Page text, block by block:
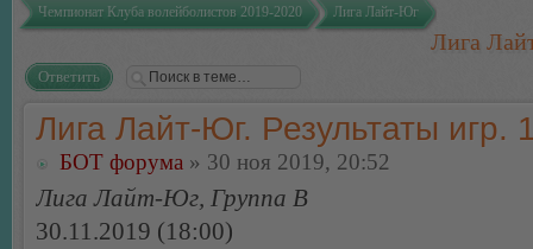
Чемпионат Клуба волейболистов 2019-2020 Лига Лайт-Юг
Лига
Ответить
Лига Лайт-Юг. Результаты игр.
БОТ форума » 30 ноя 2019, 20:52
Лига Лайт-Юг, Группа В
30.11.2019 (18:00)